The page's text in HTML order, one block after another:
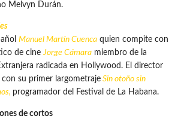
Melvyn Durán.
Manuel Martín Cuenca quien compite con
de cineJorge Cámara miembro de la
radicada en Hollywood. El director
con su primer largometraje Sin otoño sin
programador del Festival de La Habana.
de cortos